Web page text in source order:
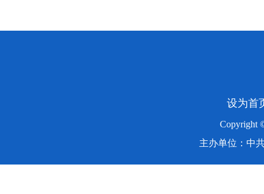
设为首
Copyright
主办单位：中